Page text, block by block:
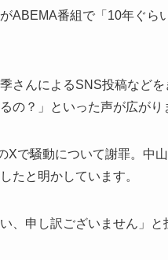
ABEMA番組で「10年ぐ
さんによるSNS投稿など
の？」といった声が広がり
Xで騒動について謝罪。中
たと明かしています。
、申し訳ございません」